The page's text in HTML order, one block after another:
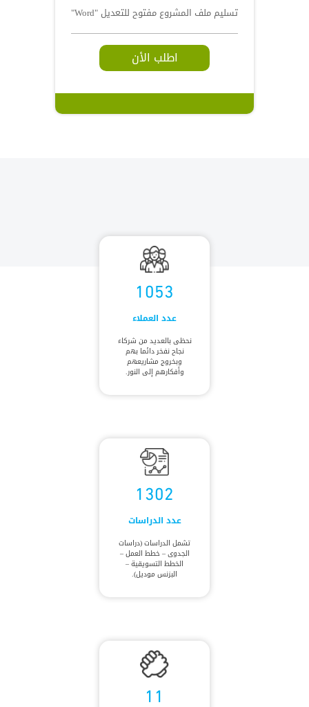
تسليم ملف المشروع مفتوح للتعديل "Word"
اطلب الأن
1053
عدد العملاء
نحظى بالعديد من شركاء
نجاح نفخر دائما بهم
وبخروج مشاريعهم
وأفكارهم إلى النور.
1302
عدد الدراسات
تشمل الدراسات (دراسات
الجدوى – خطط العمل –
الخطط التسويقية –
البزنس موديل).
11